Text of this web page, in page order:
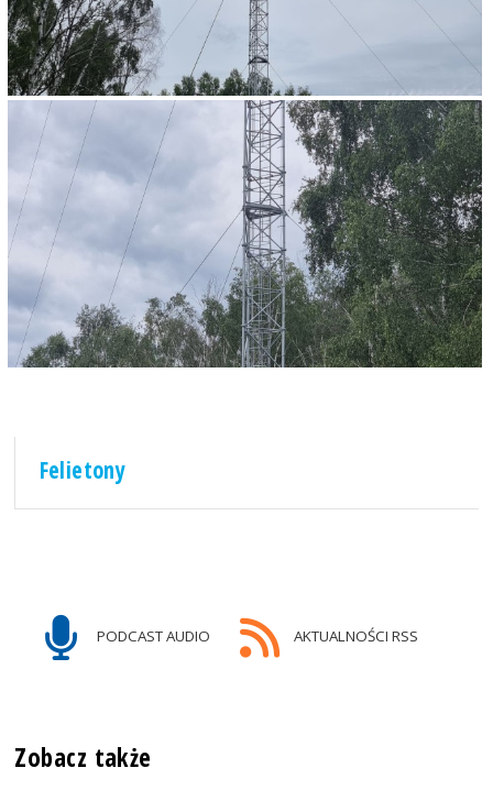
Felietony
PODCAST AUDIO AKTUALNOŚCI RSS
Zobacz także